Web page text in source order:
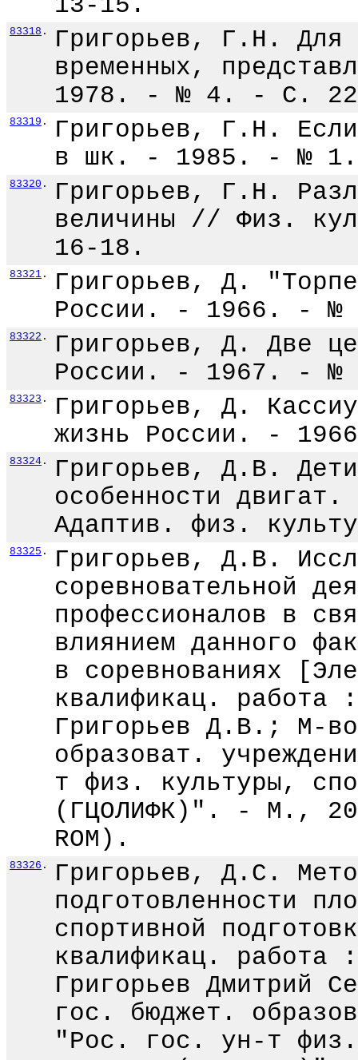
83318 .
Григорьев, Г.Н. Для
временных,
1978. - № 4. - С.
83319 .
Григорьев, Г.Н.
в шк. - 1985. - №
83320 .
Григорьев, Г.Н.
величины // Физ.
16-18.
83321 .
Григорьев, Д.
России. - 1966. -
83322 .
Григорьев, Д. Две
России. - 1967. -
83323 .
Григорьев, Д.
жизнь России. -
83324 .
Григорьев, Д.В.
особенности
Адаптив. физ.
83325 .
Григорьев, Д.В.
соревновательной
профессионалов в
влиянием данного
в соревнованиях
квалификац. работа
Григорьев Д.В.; М-
образоват.
т физ. культуры,
(ГЦОЛИФК)". - М.,
ROM).
83326 .
Григорьев, Д.С.
подготовленности
спортивной
квалификац.
Григорьев Дмитрий
гос. бюджет.
"Рос. гос. ун-т физ.